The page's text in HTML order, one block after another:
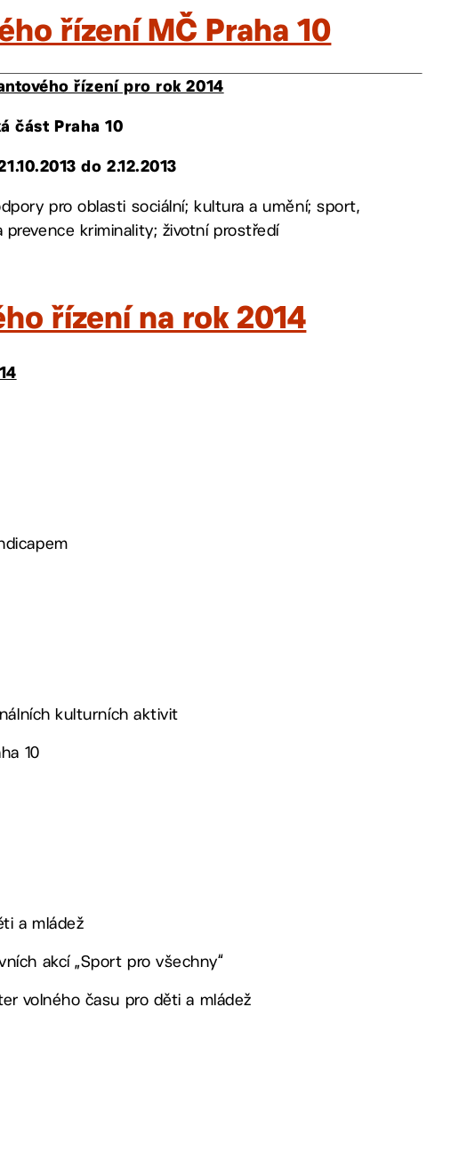
řízení MČ Praha 10
řízení pro rok 2014
část Praha 10
do 2.12.2013
pro oblasti sociální; kultura a umění; sport,
prevence kriminality; životní prostředí
řízení na rok 2014
kulturních aktivit
10
a mládež
akcí „Sport pro všechny“
volného času pro děti a mládež